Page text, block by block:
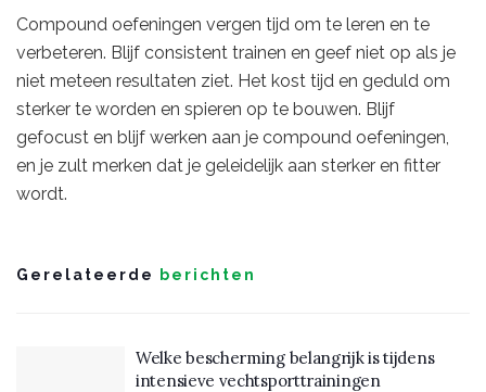
Compound oefeningen vergen tijd om te leren en te
verbeteren. Blijf consistent trainen en geef niet op als je
niet meteen resultaten ziet. Het kost tijd en geduld om
sterker te worden en spieren op te bouwen. Blijf
gefocust en blijf werken aan je compound oefeningen,
en je zult merken dat je geleidelijk aan sterker en fitter
wordt.
Gerelateerde berichten
Welke bescherming belangrijk is tijdens
intensieve vechtsporttrainingen